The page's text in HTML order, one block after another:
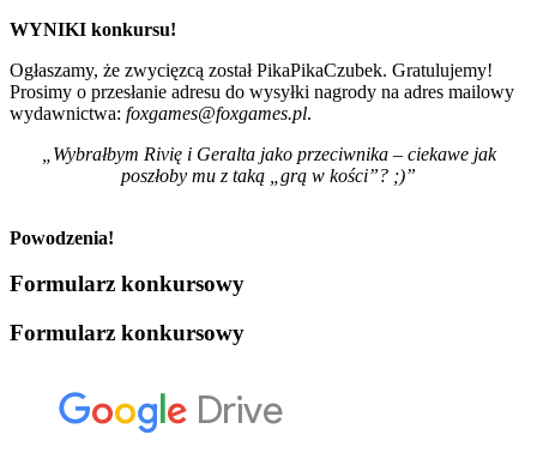
WYNIKI konkursu!
Ogłaszamy, że zwycięzcą został PikaPikaCzubek. Gratulujemy!
Prosimy o przesłanie adresu do wysyłki nagrody na adres mailowy
wydawnictwa: foxgames@foxgames.pl.
„Wybrałbym Rivię i Geralta jako przeciwnika – ciekawe jak
poszłoby mu z taką „grą w kości”? ;)”
Powodzenia!
Formularz konkursowy
Formularz konkursowy